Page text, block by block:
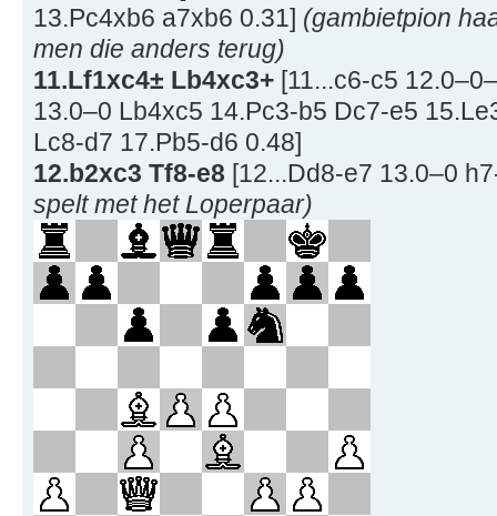
13.Pc4xb6 a7xb6 0.31] (gambietpion
men die anders terug)
11.Lf1xc4± Lb4xc3+ [11...c6-c5
13.0–0 Lb4xc5 14.Pc3-b5 Dc7-e5
Lc8-d7 17.Pb5-d6 0.48]
12.b2xc3 Tf8-e8 [12...Dd8-e7 13.0–0
spelt met het Loperpaar)